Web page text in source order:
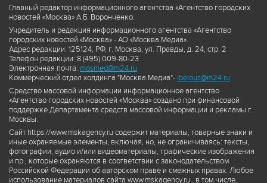
Главный редактор информационного агентства «Агентство городских
новостей «Москва» А.Б. Воронченко.
Учредитель и редакция информационного агентства «Агентство
городских новостей «Москва» - АО «Москва Медиа».
Адрес редакции: 125124, РФ, г. Москва, ул. Правды, д. 24, стр. 2
Телефон редакции: 8 (495) 009-80-23
Электронная почта: mosmed@m24.ru
Коммерческий отдел холдинга "Москва Медиа"- ibelous@m24.ru
Средство массовой информации информационное агентство
«Агентство городских новостей «Москва» создано при финансовой
поддержке Департамента средств массовой информации и рекламы г.
Москвы.
Сайт https://www.mskagency.ru содержит материалы, товарные знаки и
иные охраняемые элементы, включая, но, не ограничиваясь: тексты,
фотографии, аудио и/или видеоматериалы, графические изображения
и пр., которые охраняются в соответствии с законодательством
Российской Федерации об авторском праве и смежных правах. Любое
использование материалов сайта www.mskagency.ru , в том числе,